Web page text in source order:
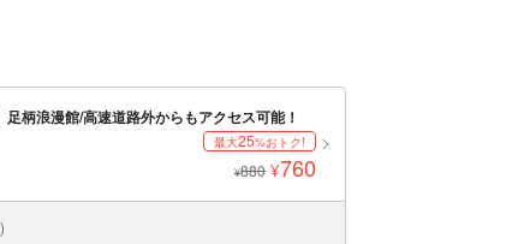
柄浪漫館/高速道路外からもアクセス可能！
最大25%おトク!
¥880 ¥760